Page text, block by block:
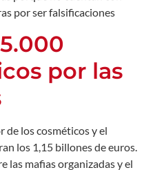
por ser falsificaciones
por las
de los cosméticos y el
los 1,15 billones de euros.
las mafias organizadas y el